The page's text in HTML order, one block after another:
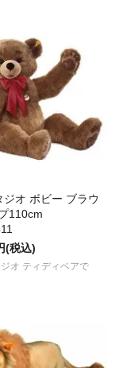
ジオ ボビー ブラウ
110cm
(税込)
オ ティディベアで